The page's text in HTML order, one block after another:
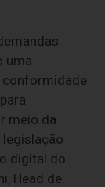
uma
conformidade
meio da
digital do
Head de